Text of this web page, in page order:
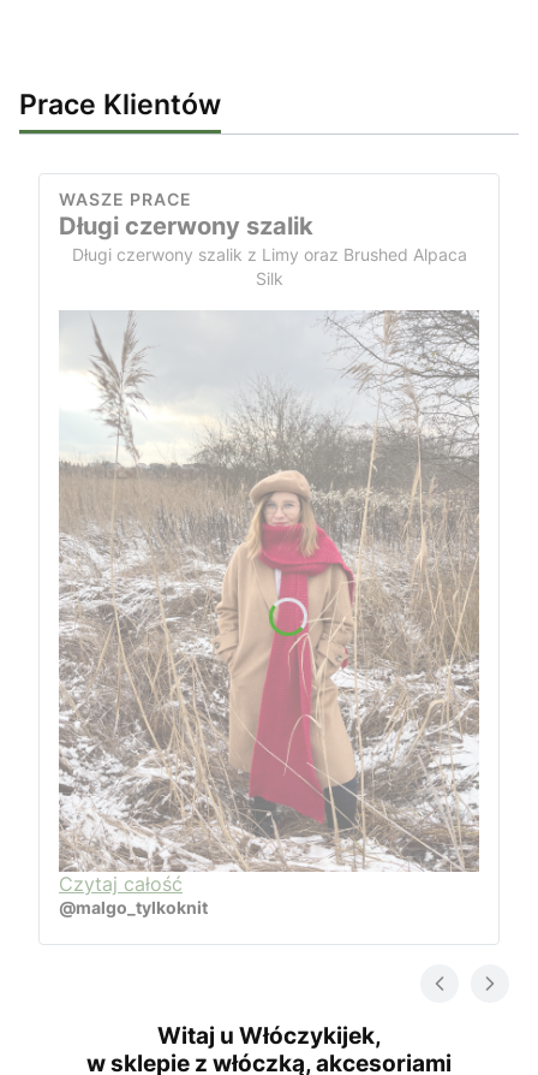
Prace Klientów
WASZE PRACE
Długi czerwony szalik
Długi czerwony szalik z Limy oraz Brushed Alpaca
Silk
Czytaj całość
@malgo_tylkoknit
Witaj u Włóczykijek,
w sklepie z włóczką, akcesoriami